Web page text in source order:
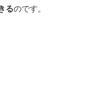
るのです。